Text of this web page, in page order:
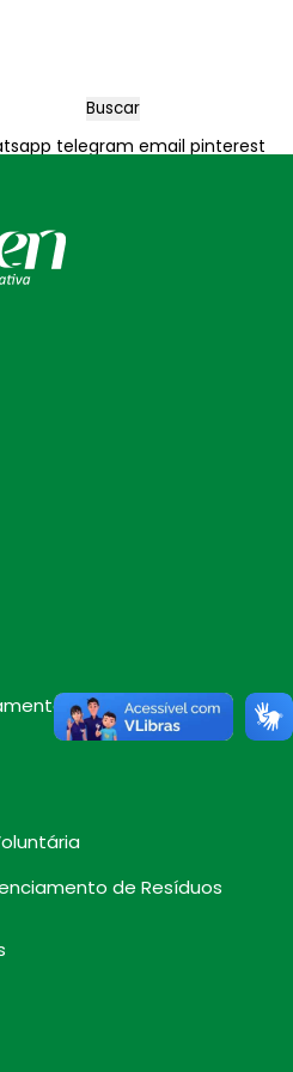
Buscar
telegram email pinterest
de Resíduos